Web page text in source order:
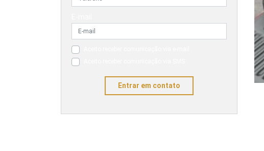
Entrar em contato